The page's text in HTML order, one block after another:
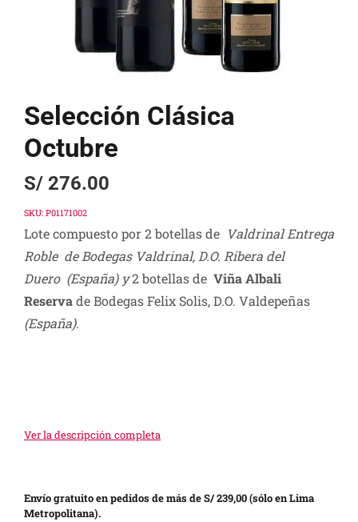
Selección Clásica
Octubre
S/276.00
SKU: P01171002
Lote compuesto por 2 botellas de Valdrinal Entrega
Roble de Bodegas Valdrinal, D.O. Ribera del
Duero (España) y2 botellas de Viña Albali
Reservade Bodegas Felix Solis, D.O. Valdepeñas
(España).
Ver la descripción completa
Envío gratuito en pedidos de más de S/ 239,00 (sólo en Lima
Metropolitana).